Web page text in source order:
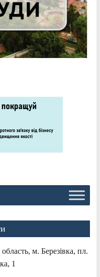
м. Березівка, пл.
1